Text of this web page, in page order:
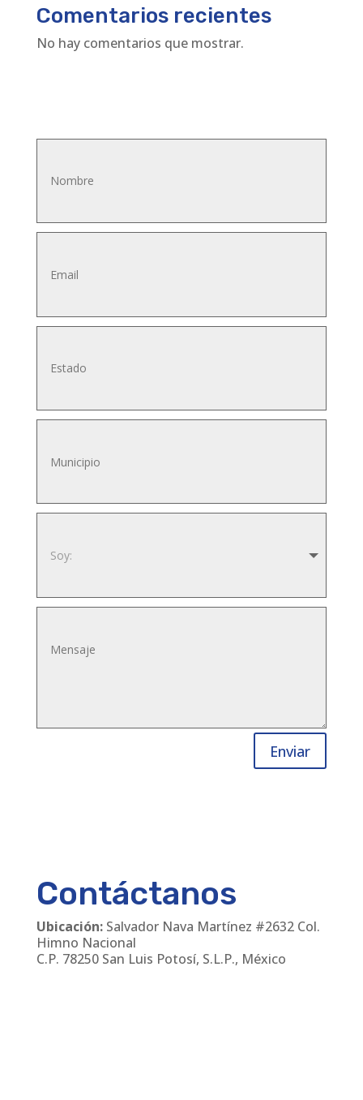
Comentarios recientes
No hay comentarios que mostrar.
Enviar
Contáctanos
Ubicación:Salvador Nava Martínez #2632 Col.
Himno Nacional
C.P. 78250 San Luis Potosí, S.L.P., México